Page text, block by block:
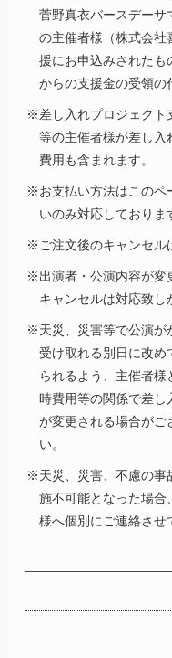
菅野真衣バースデーサ
の主催者様（株式会社
援にお申込みされたも
からの支援金の受領の
※差し入れプロジェクト
等の主催者様が差し入
費用も含まれます。
※お支払い方法はこのペ
いのみ対応しておりま
※ご注文後のキャンセル
※出演者・公演内容が変
キャンセルは対応致し
※天災、災害等で公演が
受け取れる別日に改め
られるよう、主催者
時費用等の関係で差し
が変更される場合がご
い。
※天災、災害、不慮の事
施不可能となった場合
様へ個別にご連絡させ